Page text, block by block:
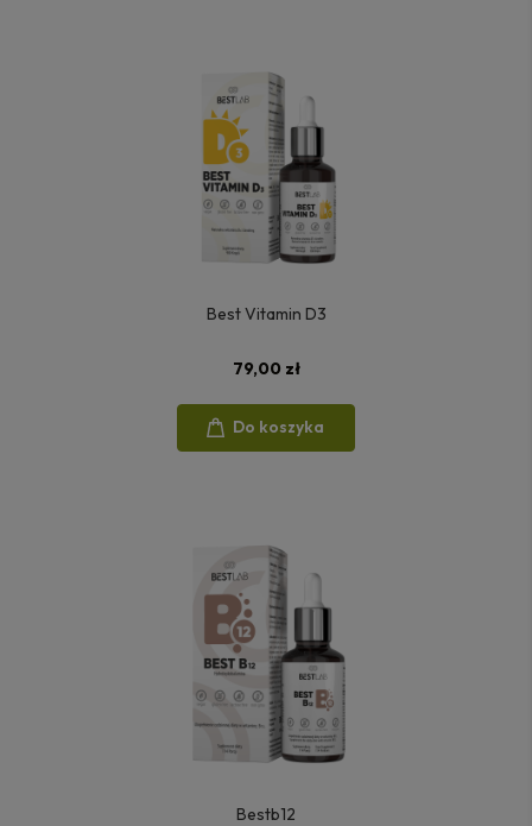
Best Vitamin D3
79,00 zł
Do koszyka
Bestb12